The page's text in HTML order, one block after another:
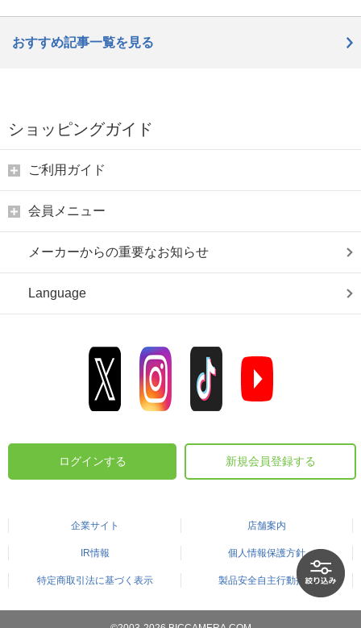
おすすめ記事一覧を見る
ショッピングガイド
ご利用ガイド
会員メニュー
メーカーからの重要なお知らせ
Language
ログインする 新規会員登録する
企業サイト 店舗案内
IR情報 個人情報保護方針
特定商取引法に基づく表示 製品安全自主行動指針